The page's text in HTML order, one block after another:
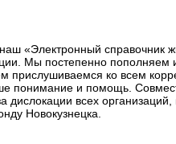
«Электронный справочник
Мы постепенно
прислушиваемся ко всем
понимание и помощь.
дислокации всех
Новокузнецка.